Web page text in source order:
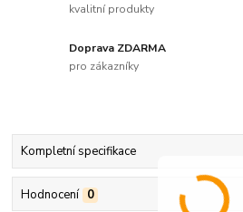
kvalitní produkty
Doprava ZDARMA
pro zákazníky
Kompletní specifikace
Hodnocení 0